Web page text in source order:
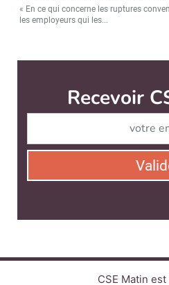
« En ce qui concerne les ruptures
les employeurs qui les...
CSE Matin
QUI SOMMES-NOUS ?